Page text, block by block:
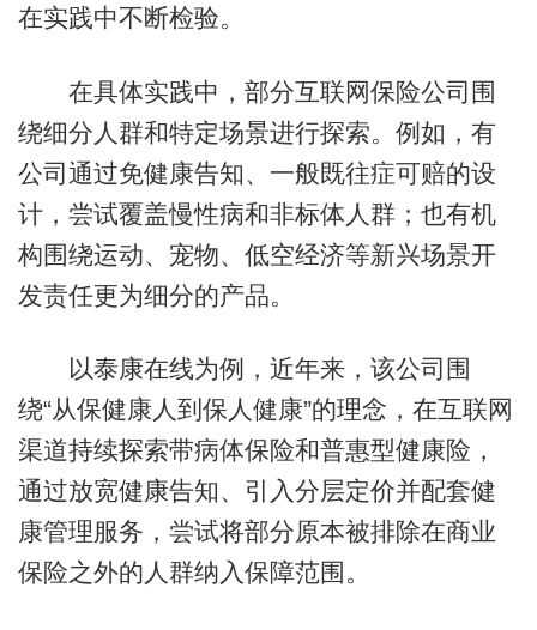
在实践中不断检验。
在具体实践中，部分互联网保险公司围
绕细分人群和特定场景进行探索。例如，有
公司通过免健康告知、一般既往症可赔的设
计，尝试覆盖慢性病和非标体人群；也有机
构围绕运动、宠物、低空经济等新兴场景开
发责任更为细分的产品。
以泰康在线为例，近年来，该公司围
绕“从保健康人到保人健康”的理念，在互联网
渠道持续探索带病体保险和普惠型健康险，
通过放宽健康告知、引入分层定价并配套健
康管理服务，尝试将部分原本被排除在商业
保险之外的人群纳入保障范围。